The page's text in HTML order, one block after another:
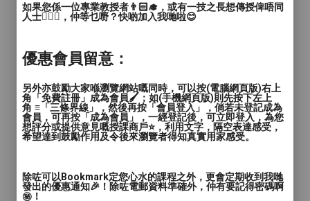
如果您係一位專業教授者👨🏻‍🎓，或有一技之長想傳授俾唔同
人士🙋🏻‍♂️，仲等乜嘢？快啲加入我哋啦😊
優惠會員留意：
另外亦鼓勵大家喺瀏覽網站嘅同時，可以按(電腦網頁版)右上
角「免費註冊」成為會員🖌️；如(手機網頁版)則先按下左上
角 ≡「三條界線」，然後再按「會員登入」，倘若未登記成為
會員，可再按「成為會員」，一經登記後，可立即登入，為您
想評分或提供意見嘅授課商戶⭐️，利用文字，隔空表達感受，
希望達到鼓勵作用及令後來瀏覽者得知真實用家感受。
除咗可以Bookmark定您心水的課程之外，更會定期收到我哋
發出的優惠通知🎉！除咗電郵資料準確外，仲有要記得密碼啊
㊙️！